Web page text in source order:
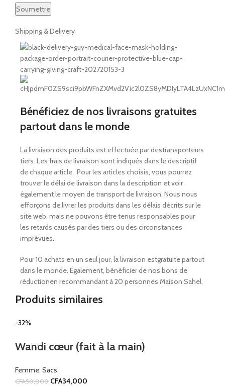
Shipping & Delivery
Bénéficiez de nos livraisons gratuites
partout dans le monde
Lalivraison des produits est effectuée par destransporteurs
tiers. Les frais de livraison sont indiqués dans le descriptif
de chaque article. Pour les articles choisis, vous pourrez
trouver le délai de livraison dans la description et voir
également le moyen de transport de livraison. Nous nous
efforçons de livrer les produits dans les délais décrits surle
site web, mais ne pouvons être tenus responsables pour
les retards causés par des tiers ou des circonstances
imprévues.
Pour 10 achats en un seul jour, la livraison estgratuite partout
dans le monde. Également, bénéficier de nos bons de
réductionen recommandant à 20 personnes Maison Sahel.
Produits similaires
-32%
Wandi cœur (fait à la main)
Femme Sacs
CFA50,000 CFA34,000